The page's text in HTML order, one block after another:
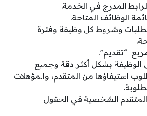
المدرج في الخدمة.
الوظائف المتاحة.
وشروط كل وظيفة وفترة
“تقديم”.
الوظيفة بشكل أكثر دقة وجميع
استيفاؤها من المتقدم، والمؤهلات
المتقدم الشخصية في الحقول